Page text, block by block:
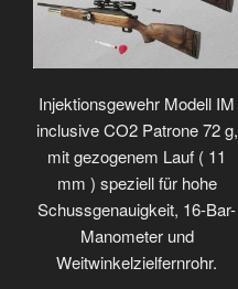
Injektionsgewehr Modell IM
inclusive CO2 Patrone 72 g,
mit gezogenem Lauf ( 11
mm ) speziell für hohe
Schussgenauigkeit, 16-Bar-
Manometer und
Weitwinkelzielfernrohr.